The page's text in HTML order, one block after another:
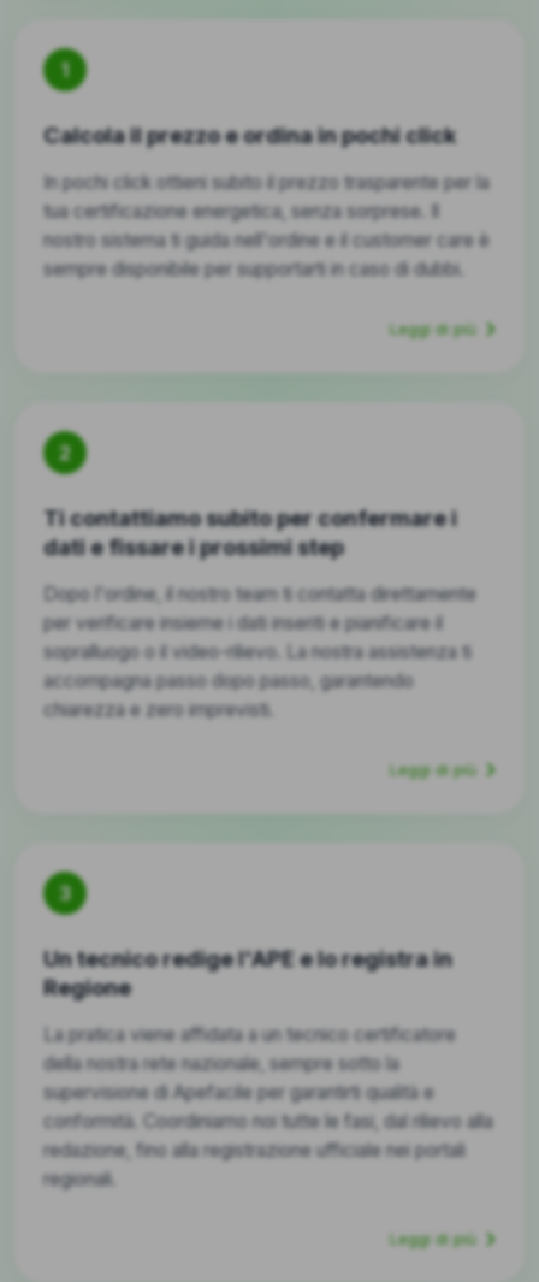
1
Calcola il prezzo e ordina in pochi click
In pochi click ottieni subito il prezzo trasparente per la
tua certificazione energetica, senza sorprese. Il
nostro sistema ti guida nell'ordine e il customer care è
sempre disponibile per supportarti in caso di dubbi.
Leggi di più
2
Ti contattiamo subito per confermare i
dati e fissare i prossimi step
Dopo l'ordine, il nostro team ti contatta direttamente
per verificare insieme i dati inseriti e pianificare il
sopralluogo o il video-rilievo. La nostra assistenza ti
accompagna passo dopo passo, garantendo
chiarezza e zero imprevisti.
Leggi di più
3
Un tecnico redige l'APE e lo registra in
Regione
La pratica viene affidata a un tecnico certificatore
della nostra rete nazionale, sempre sotto la
supervisione di Apefacile per garantirti qualità e
conformità. Coordiniamo noi tutte le fasi, dal rilievo alla
redazione, fino alla registrazione ufficiale nei portali
regionali.
Leggi di più